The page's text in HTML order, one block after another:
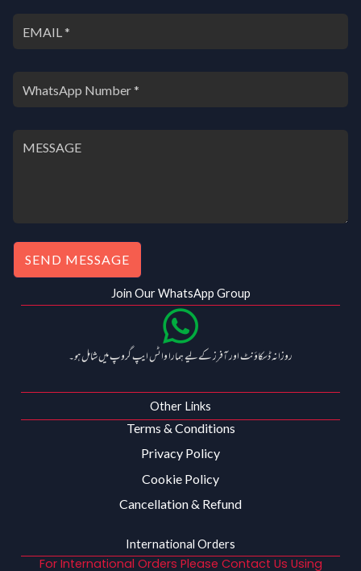
SEND MESSAGE
Join Our WhatsApp Group
روزانہ ڈسکاؤنٹ اور آفرز کے لیے ہمارا واٹس ایپ گروپ میں شامل ہو۔
Other Links
Terms & Conditions
Privacy Policy
Cookie Policy
Cancellation & Refund
International Orders
For International Orders Please Contact Us Using